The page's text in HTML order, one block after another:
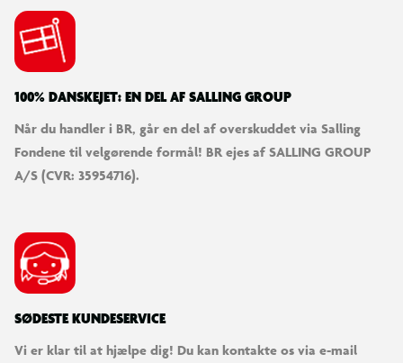
100% DANSKEJET: EN DEL AF SALLING GROUP
Når du handler i BR, går en del af overskuddet via Salling
Fondene til velgørende formål! BR ejes af SALLING GROUP
A/S (CVR: 35954716).
SØDESTE KUNDESERVICE
Vi er klar til at hjælpe dig! Du kan kontakte os via e-mail